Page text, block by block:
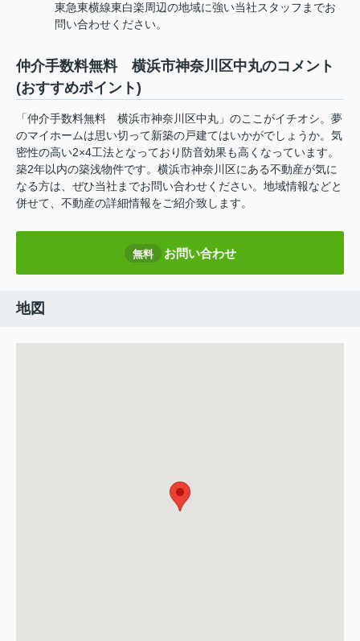
東急東横線東白楽周辺の地域に強い当社スタッフまでお
問い合わせください。
仲介手数料無料 横浜市神奈川区中丸のコメント
(おすすめポイント)
「仲介手数料無料 横浜市神奈川区中丸」のここがイチオシ。夢
のマイホームは思い切って新築の戸建てはいかがでしょうか。気
密性の高い2×4工法となっており防音効果も高くなっています。
築2年以内の築浅物件です。横浜市神奈川区にある不動産が気に
なる方は、ぜひ当社までお問い合わせください。地域情報などと
併せて、不動産の詳細情報をご紹介致します。
無料 お問い合わせ
地図